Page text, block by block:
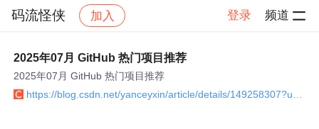
码流怪侠 加入 登录 频道
社区 码流怪侠 程序员基础
2025年07月 GitHub 热门项目推荐
2025年07月 GitHub 热门项目推荐